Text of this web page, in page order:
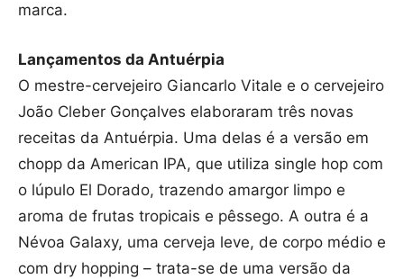
marca.
Lançamentos da Antuérpia
O mestre-cervejeiro Giancarlo Vitale e o cervejeiro
João Cleber Gonçalves elaboraram três novas
receitas da Antuérpia. Uma delas é a versão em
chopp da American IPA, que utiliza single hop com
o lúpulo El Dorado, trazendo amargor limpo e
aroma de frutas tropicais e pêssego. A outra é a
Névoa Galaxy, uma cerveja leve, de corpo médio e
com dry hopping – trata-se de uma versão da